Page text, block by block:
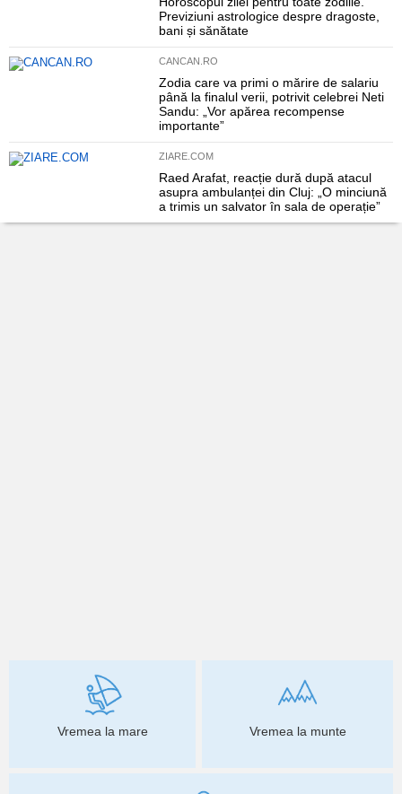
Previziuni astrologice despre dragoste,
bani și sănătate
CANCAN.RO
Zodia care va primi o mărire de salariu
până la finalul verii, potrivit celebrei Neti
Sandu: „Vor apărea recompense
importante”
ZIARE.COM
Raed Arafat, reacție dură după atacul
asupra ambulanței din Cluj: „O minciună
a trimis un salvator în sala de operație”
Vremea la mare Vremea la munte